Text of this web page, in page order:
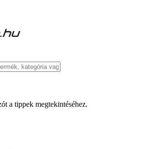
a tippek megtekintéséhez.